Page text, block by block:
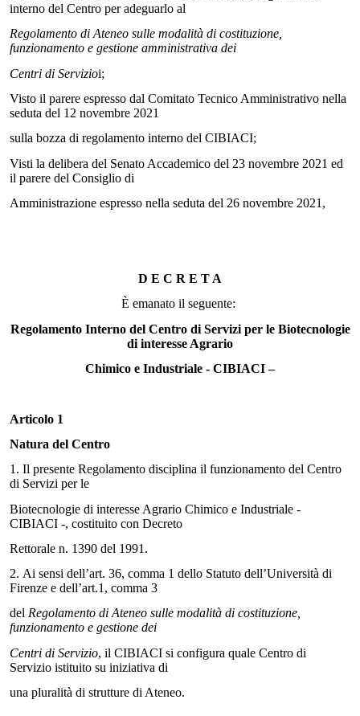
interno del Centro per adeguarlo al
Regolamento di Ateneo sulle modalità di costituzione,
funzionamento e gestione amministrativa dei
Centri di Servizioi;
Visto il parere espresso dal Comitato Tecnico Amministrativo nella
seduta del 12 novembre 2021
sulla bozza di regolamento interno del CIBIACI;
Visti la delibera del Senato Accademico del 23 novembre 2021 ed
il parere del Consiglio di
Amministrazione espresso nella seduta del 26 novembre 2021,
D E C R E T A
È emanato il seguente:
Regolamento Interno del Centro di Servizi per le Biotecnologie
di interesse Agrario
Chimico e Industriale - CIBIACI –
Articolo 1
Natura del Centro
1. Il presente Regolamento disciplina il funzionamento del Centro
di Servizi per le
Biotecnologie di interesse Agrario Chimico e Industriale -
CIBIACI -, costituito con Decreto
Rettorale n. 1390 del 1991.
2. Ai sensi dell’art. 36, comma 1 dello Statuto dell’Università di
Firenze e dell’art.1, comma 3
del Regolamento di Ateneo sulle modalità di costituzione,
funzionamento e gestione dei
Centri di Servizio, il CIBIACI si configura quale Centro di
Servizio istituito su iniziativa di
una pluralità di strutture di Ateneo.